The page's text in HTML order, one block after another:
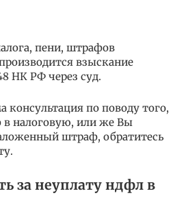
пени, штрафов
взыскание
НК РФ через суд.
консультация по поводу того,
в налоговую, или же Вы
штраф, обратитесь
за неуплату ндфл в